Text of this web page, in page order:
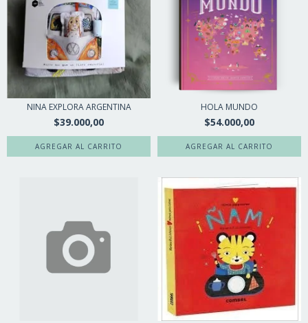
NINA EXPLORA ARGENTINA
$39.000,00
HOLA MUNDO
$54.000,00